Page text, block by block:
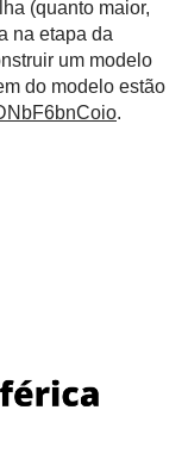
(quanto maior,
na etapa da
um modelo
do modelo estão
.